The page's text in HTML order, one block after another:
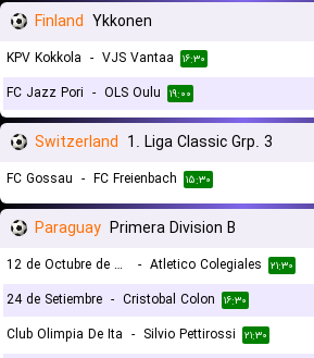
Finland Ykkonen
KPV Kokkola - VJS Vantaa ۱۶:۳۰
FC Jazz Pori - OLS Oulu ۱۹:۰۰
Switzerland 1. Liga Classic Grp. 3
FC Gossau - FC Freienbach ۱۵:۳۰
Paraguay Primera Division B
12 de Octubre de San Domingo - Atletico Colegiales ۲۱:۳۰
24 de Setiembre - Cristobal Colon ۱۶:۳۰
Club Olimpia De Ita - Silvio Pettirossi ۲۱:۳۰